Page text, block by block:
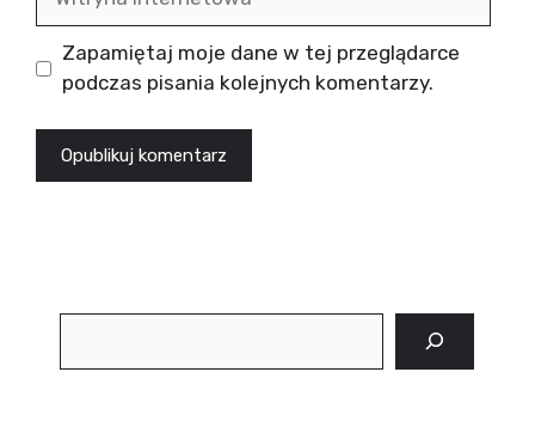
internetowa
Zapamiętaj moje dane w tej przeglądarce
podczas pisania kolejnych komentarzy.